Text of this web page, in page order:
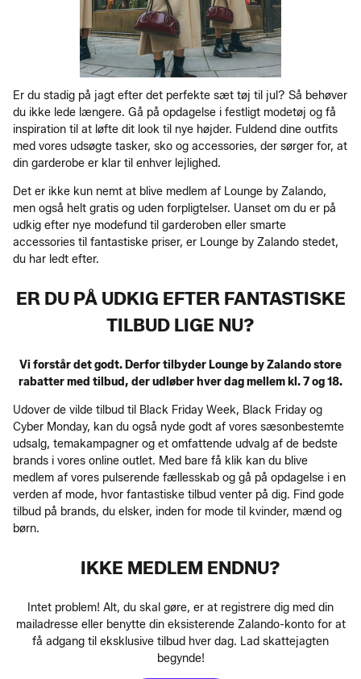
Er du stadig på jagt efter det perfekte sæt tøj til jul? Så behøver
du ikke lede længere. Gå på opdagelse i festligt modetøj og få
inspiration til at løfte dit look til nye højder. Fuldend dine outfits
med vores udsøgte tasker, sko og accessories, der sørger for, at
din garderobe er klar til enhver lejlighed.
Det er ikke kun nemt at blive medlem af Lounge by Zalando,
men også helt gratis og uden forpligtelser. Uanset om du er på
udkig efter nye modefund til garderoben eller smarte
accessories til fantastiske priser, er Lounge by Zalando stedet,
du har ledt efter.
ER DU PÅ UDKIG EFTER FANTASTISKE
TILBUD LIGE NU?
Vi forstår det godt. Derfor tilbyder Lounge by Zalando store
rabatter med tilbud, der udløber hver dag mellem kl. 7 og 18.
Udover de vilde tilbud til Black Friday Week, Black Friday og
Cyber Monday, kan du også nyde godt af vores sæsonbestemte
udsalg, temakampagner og et omfattende udvalg af de bedste
brands i vores online outlet. Med bare få klik kan du blive
medlem af vores pulserende fællesskab og gå på opdagelse i en
verden af mode, hvor fantastiske tilbud venter på dig. Find gode
tilbud på brands, du elsker, inden for mode til kvinder, mænd og
børn.
IKKE MEDLEM ENDNU?
Intet problem! Alt, du skal gøre, er at registrere dig med din
mailadresse eller benytte din eksisterende Zalando-konto for at
få adgang til eksklusive tilbud hver dag. Lad skattejagten
begynde!